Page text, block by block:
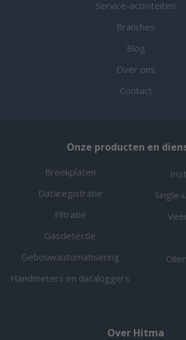
Service-activiteiten
Branches
Blog
Over ons
Contact
Onze producten en
Breekplaten
Dataregistratie
Filtratie
Gasdetectie
Gebouwautomatisering
Handmeters en dataloggers
Over Hitma